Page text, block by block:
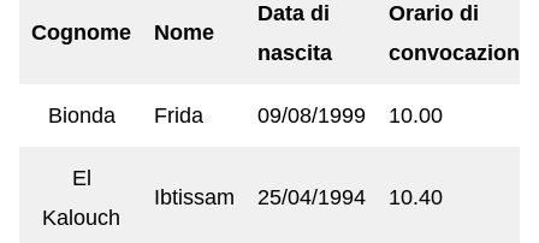
Cognome Nome
Data di
nascita
Orario di
convocazione
Bionda Frida 09/08/1999 10.00
El
Kalouch
Ibtissam 25/04/1994 10.40